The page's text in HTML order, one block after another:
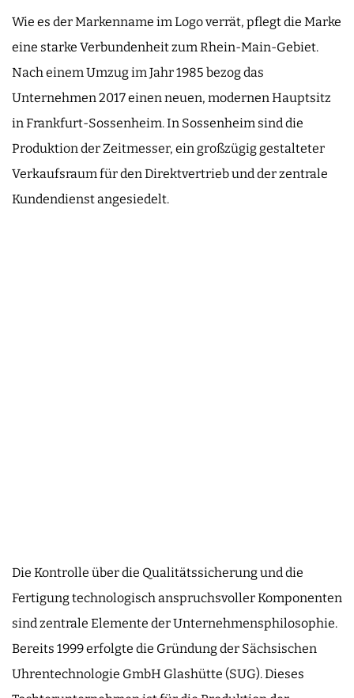
Wie es der Markenname im Logo verrät, pflegt die Marke
eine starke Verbundenheit zum Rhein-Main-Gebiet.
Nach einem Umzug im Jahr 1985 bezog das
Unternehmen 2017 einen neuen, modernen Hauptsitz
in Frankfurt-Sossenheim. In Sossenheim sind die
Produktion der Zeitmesser, ein großzügig gestalteter
Verkaufsraum für den Direktvertrieb und der zentrale
Kundendienst angesiedelt.
Die Kontrolle über die Qualitätssicherung und die
Fertigung technologisch anspruchsvoller Komponenten
sind zentrale Elemente der Unternehmensphilosophie.
Bereits 1999 erfolgte die Gründung der Sächsischen
Uhrentechnologie GmbH Glashütte (SUG). Dieses